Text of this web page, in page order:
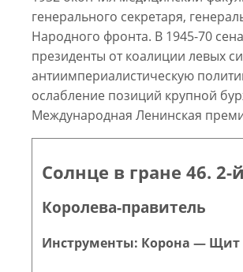
генерального секретаря,
Народного фронта. В 1945-70
президенты от коалиции левых
антиимпериалистическую
ослабление позиций крупной
Международная Ленинская
Солнце в гране 46. 2-
Королева-правитель
Инструменты: Корона — Щит